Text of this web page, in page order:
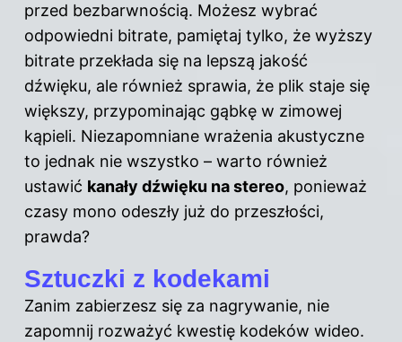
przed bezbarwnością. Możesz wybrać
odpowiedni bitrate, pamiętaj tylko, że wyższy
bitrate przekłada się na lepszą jakość
dźwięku, ale również sprawia, że plik staje się
większy, przypominając gąbkę w zimowej
kąpieli. Niezapomniane wrażenia akustyczne
to jednak nie wszystko – warto również
ustawić kanały dźwięku na stereo, ponieważ
czasy mono odeszły już do przeszłości,
prawda?
Sztuczki z kodekami
Zanim zabierzesz się za nagrywanie, nie
zapomnij rozważyć kwestię kodeków wideo.